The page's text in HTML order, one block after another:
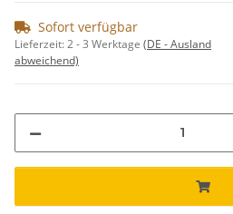
Sofort verfügbar
Lieferzeit:2 - 3 Werktage (DE - Ausland
abweichend)